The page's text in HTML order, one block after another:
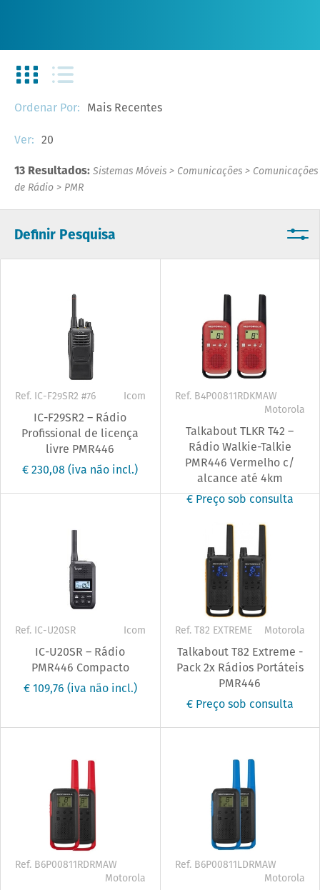
Definir Pesquisa
Ordenar Por: Mais Recentes
Ver: 20
13 Resultados: Sistemas Móveis > Comunicações > Comunicações
de Rádio > PMR
Ref. IC-F29SR2 #76 Icom
IC-F29SR2 – Rádio
Profissional de licença
livre PMR446
€ 230,08(iva não incl.)
Ref. B4P00811RDKMAW
Motorola
Talkabout TLKR T42 –
Rádio Walkie-Talkie
PMR446 Vermelho c/
alcance até 4km
€ Preço sob consulta
Ref. IC-U20SR Icom
IC-U20SR – Rádio
PMR446 Compacto
€ 109,76 (iva não incl.)
Ref. T82 EXTREME Motorola
Talkabout T82 Extreme -
Pack 2x Rádios Portáteis
PMR446
€ Preço sob consulta
Ref. B6P00811RDRMAW
Motorola
Ref. B6P00811LDRMAW
Motorola